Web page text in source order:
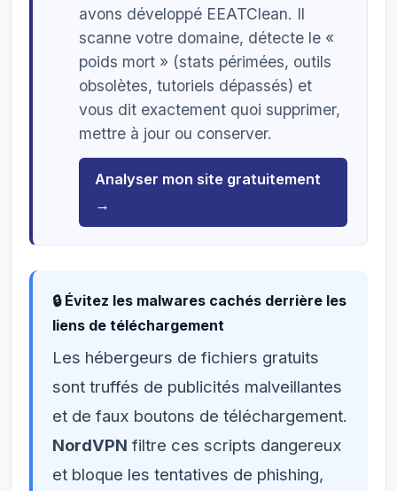
avons développé EEATClean. Il
scanne votre domaine, détecte le «
poids mort » (stats périmées, outils
obsolètes, tutoriels dépassés) et
vous dit exactement quoi supprimer,
mettre à jour ou conserver.
Analyser mon site gratuitement
→
🔒 Évitez les malwares cachés derrière les
liens de téléchargement
Les hébergeurs de fichiers gratuits
sont truffés de publicités malveillantes
et de faux boutons de téléchargement.
NordVPN filtre ces scripts dangereux
et bloque les tentatives de phishing,